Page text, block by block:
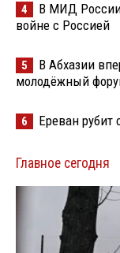
4
В МИД России
войне с Россией
5
В Абхазии
молодёжный
6 Ереван рубит
Главное сегодня